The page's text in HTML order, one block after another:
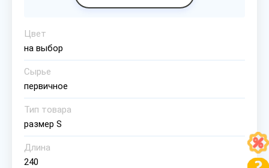
Цвет
на выбор
Сырье
первичное
Тип товара
размер S
Длина
240